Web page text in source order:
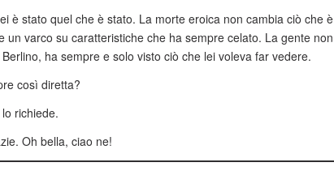
è stato quel che è stato. La morte eroica non cambia ciò che è
un varco su caratteristiche che ha sempre celato. La gente non
ha sempre e solo visto ciò che lei voleva far vedere.
così diretta?
richiede.
Oh bella, ciao ne!